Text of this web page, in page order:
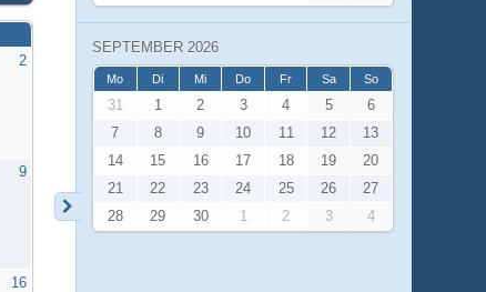
2
9
16
SEPTEMBER 2026
Mo Di Mi Do Fr Sa So
31 1 2 3 4 5
6
7
8 9 10 11 12
13
14
15 16 17 18 19
20
21
22 23 24 25 26
27
28
29 30 1 2 3 4